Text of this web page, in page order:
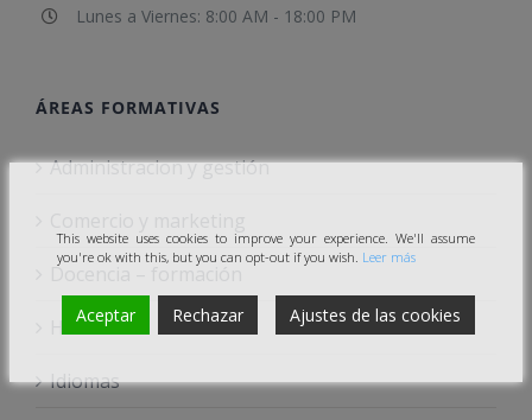
Lunes a Viernes: 8:00 AM - 18:00 PM
ÁREAS FORMATIVAS
Administracion y gestión
Docencia – formación
Hostelería
Idiomas
This website uses cookies to improve your experience. We'll assume
you're ok with this, but you can opt-out if you wish. Leer más
Aceptar Rechazar Ajustes de las cookies